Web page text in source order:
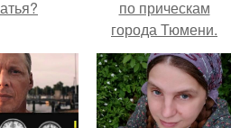
по прическам
города Тюмени.